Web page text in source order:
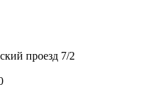
проезд 7/2